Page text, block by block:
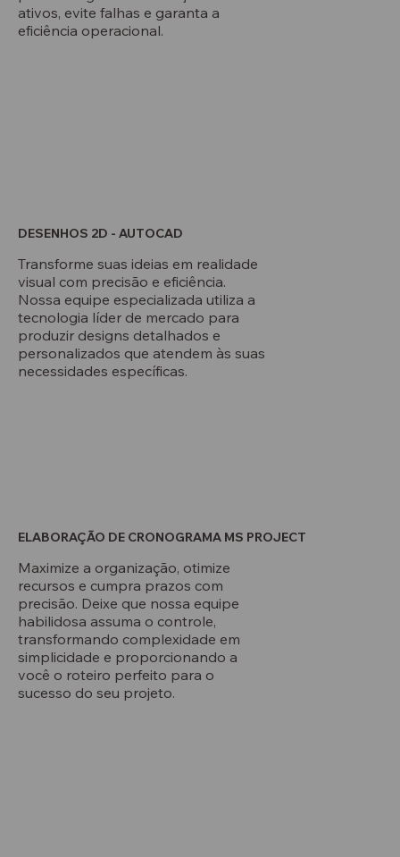
ativos, evite falhas e garanta a
eficiência operacional.
Transforme suas ideias em realidade
visual com precisão e eficiência.
Nossa equipe especializada utiliza a
tecnologia líder de mercado para
produzir designs detalhados e
personalizados que atendem às suas
necessidades específicas.
DESENHOS 2D - AUTOCAD
Maximize a organização, otimize
recursos e cumpra prazos com
precisão. Deixe que nossa equipe
habilidosa assuma o controle,
transformando complexidade em
simplicidade e proporcionando a
você o roteiro perfeito para o
sucesso do seu projeto.
ELABORAÇÃO DE CRONOGRAMA MS PROJECT